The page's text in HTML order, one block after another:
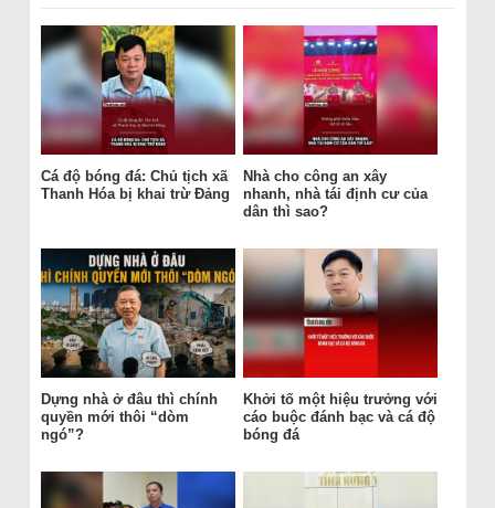
Cá độ bóng đá: Chủ tịch xã
Thanh Hóa bị khai trừ Đảng
Nhà cho công an xây
nhanh, nhà tái định cư của
dân thì sao?
Dựng nhà ở đâu thì chính
quyền mới thôi “dòm
ngó”?
Khởi tố một hiệu trưởng với
cáo buộc đánh bạc và cá độ
bóng đá